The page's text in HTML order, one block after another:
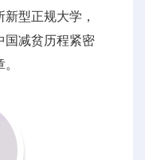
型正规大学，
国减贫历程紧密